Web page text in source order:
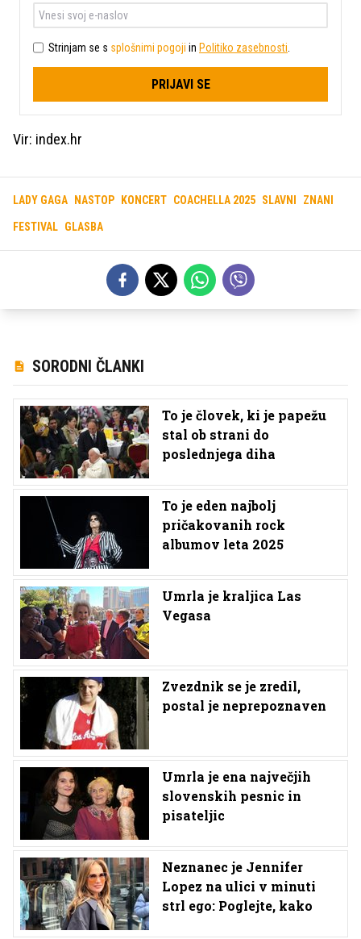
Strinjam se s splošnimi pogoji in Politiko zasebnosti
PRIJAVI SE
Vir: index.hr
LADY GAGA NASTOP KONCERT COACHELLA 2025 SLAVNI ZNANI
FESTIVAL GLASBA
SORODNI ČLANKI
To je človek, ki je papežu
stal ob strani do
poslednjega diha
To je eden najbolj
pričakovanih rock
albumov leta 2025
Umrla je kraljica Las
Vegasa
Zvezdnik se je zredil,
postal je neprepoznaven
Umrla je ena največjih
slovenskih pesnic in
pisateljic
Neznanec je Jennifer
Lopez na ulici v minuti
strl ego: Poglejte, kako